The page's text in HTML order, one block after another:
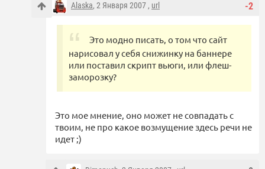
-2
Alaska, 2 Января 2007 , url
Это модно писать, о том что сайт
нарисовал у себя снижинку на баннере
или поставил скрипт вьюги, или флеш-
заморозку?
Это мое мнение, оно может не совпадать с
твоим, не про какое возмущение здесь речи не
идет ;)